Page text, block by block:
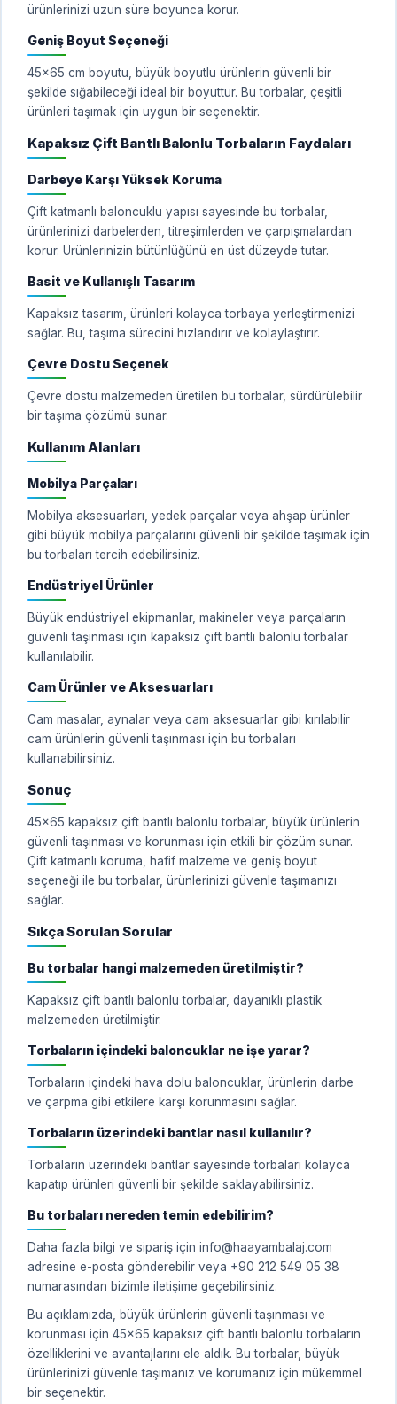
ürünlerinizi uzun süre boyunca korur.
Geniş Boyut Seçeneği
45x65 cm boyutu, büyük boyutlu ürünlerin güvenli bir
şekilde sığabileceği ideal bir boyuttur. Bu torbalar, çeşitli
ürünleri taşımak için uygun bir seçenektir.
Kapaksız Çift Bantlı Balonlu Torbaların Faydaları
Darbeye Karşı Yüksek Koruma
Çift katmanlı baloncuklu yapısı sayesinde bu torbalar,
ürünlerinizi darbelerden, titreşimlerden ve çarpışmalardan
korur. Ürünlerinizin bütünlüğünü en üst düzeyde tutar.
Basit ve Kullanışlı Tasarım
Kapaksız tasarım, ürünleri kolayca torbaya yerleştirmenizi
sağlar. Bu, taşıma sürecini hızlandırır ve kolaylaştırır.
Çevre Dostu Seçenek
Çevre dostu malzemeden üretilen bu torbalar, sürdürülebilir
bir taşıma çözümü sunar.
Kullanım Alanları
Mobilya Parçaları
Mobilya aksesuarları, yedek parçalar veya ahşap ürünler
gibi büyük mobilya parçalarını güvenli bir şekilde taşımak için
bu torbaları tercih edebilirsiniz.
Endüstriyel Ürünler
Büyük endüstriyel ekipmanlar, makineler veya parçaların
güvenli taşınması için kapaksız çift bantlı balonlu torbalar
kullanılabilir.
Cam Ürünler ve Aksesuarları
Cam masalar, aynalar veya cam aksesuarlar gibi kırılabilir
cam ürünlerin güvenli taşınması için bu torbaları
kullanabilirsiniz.
Sonuç
45x65 kapaksız çift bantlı balonlu torbalar, büyük ürünlerin
güvenli taşınması ve korunması için etkili bir çözüm sunar.
Çift katmanlı koruma, hafif malzeme ve geniş boyut
seçeneği ile bu torbalar, ürünlerinizi güvenle taşımanızı
sağlar.
Sıkça Sorulan Sorular
Bu torbalar hangi malzemeden üretilmiştir?
Kapaksız çift bantlı balonlu torbalar, dayanıklı plastik
malzemeden üretilmiştir.
Torbaların içindeki baloncuklar ne işe yarar?
Torbaların içindeki hava dolu baloncuklar, ürünlerin darbe
ve çarpma gibi etkilere karşı korunmasını sağlar.
Torbaların üzerindeki bantlar nasıl kullanılır?
Torbaların üzerindeki bantlar sayesinde torbaları kolayca
kapatıp ürünleri güvenli bir şekilde saklayabilirsiniz.
Bu torbaları nereden temin edebilirim?
Daha fazla bilgi ve sipariş için info@haayambalaj.com
adresine e-posta gönderebilir veya +90 212 549 05 38
numarasından bizimle iletişime geçebilirsiniz.
Bu açıklamızda, büyük ürünlerin güvenli taşınması ve
korunması için 45x65 kapaksız çift bantlı balonlu torbaların
özelliklerini ve avantajlarını ele aldık. Bu torbalar, büyük
ürünlerinizi güvenle taşımanız ve korumanız için mükemmel
bir seçenektir.